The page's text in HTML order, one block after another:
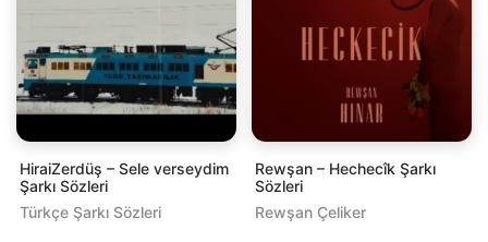
HiraiZerdüş – Sele verseydim
Şarkı Sözleri
Türkçe Şarkı Sözleri
Rewşan – Hechecîk Şarkı
Sözleri
Rewşan Çeliker